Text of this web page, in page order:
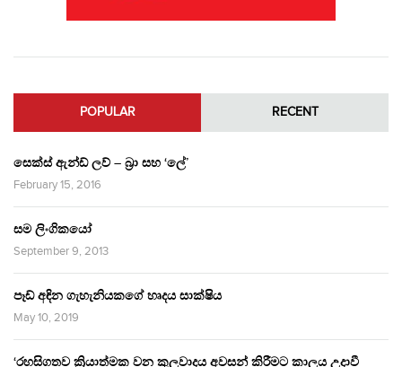
POPULAR RECENT
සෙක්ස් ඇන්ඩ් ලව් – බ්‍රා සහ ‘ලේ’
February 15, 2016
සම ලිංගිකයෝ
September 9, 2013
පෑඩ් අඳින ගැහැනියකගේ හෘදය සාක්ෂිය
May 10, 2019
‘රහසිගතව ක්‍රියාත්මක වන කුලවාදය අවසන් කිරීමට කාලය උදාවී